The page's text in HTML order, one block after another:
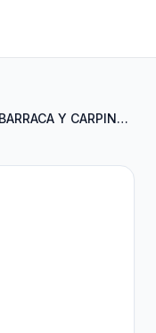
BARRACA Y CARPINTERIA 6 HERMAN...